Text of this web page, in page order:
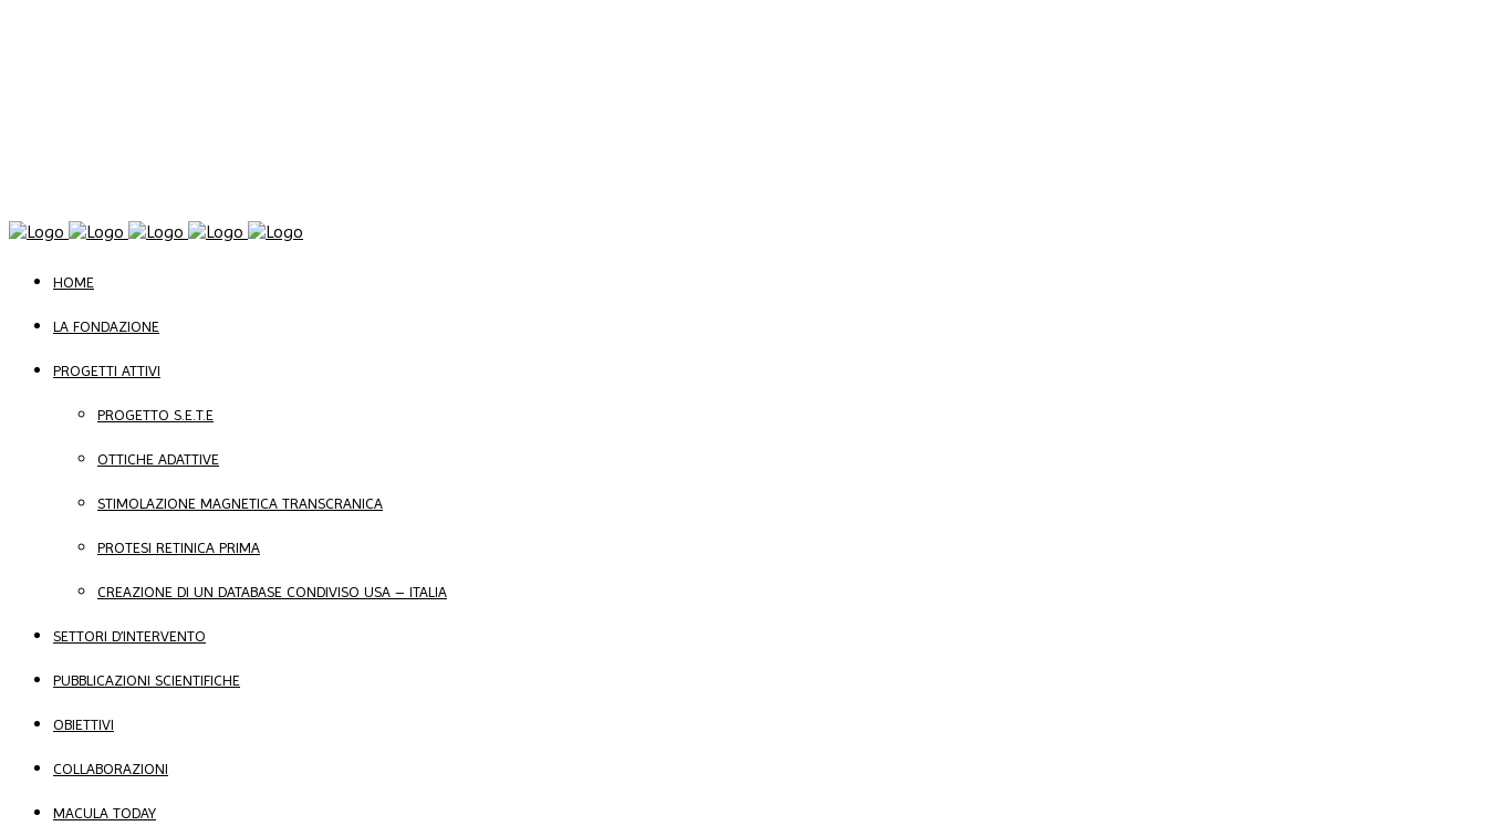
HOME
LA FONDAZIONE
PROGETTI ATTIVI
PROGETTO S.E.T.E
OTTICHE ADATTIVE
STIMOLAZIONE MAGNETICA TRANSCRANICA
PROTESI RETINICA PRIMA
CREAZIONE DI UN DATABASE CONDIVISO USA – ITALIA
SETTORI D’INTERVENTO
PUBBLICAZIONI SCIENTIFICHE
OBIETTIVI
COLLABORAZIONI
MACULA TODAY